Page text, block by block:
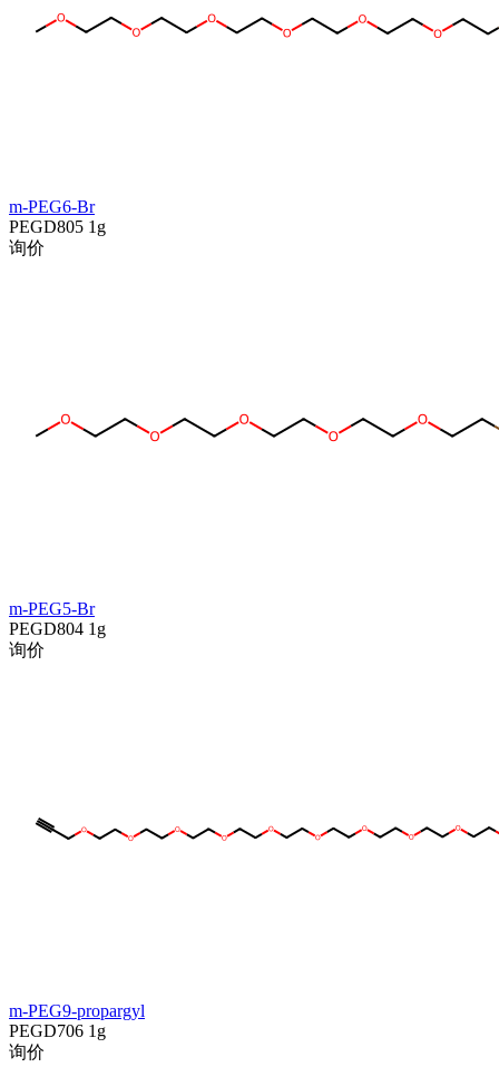
m-PEG6-Br
PEGD805 1g
询价
m-PEG5-Br
PEGD804 1g
询价
m-PEG9-propargyl
PEGD706 1g
询价